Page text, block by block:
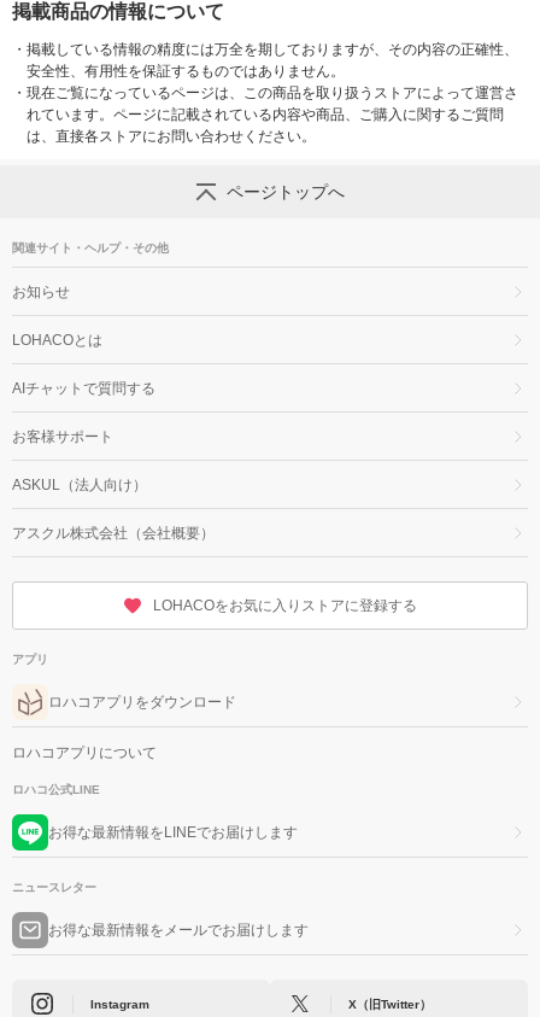
掲載商品の情報について
・ 掲載している情報の精度には万全を期しておりますが、その内容の正確性、
安全性、有用性を保証するものではありません。
・ 現在ご覧になっているページは、この商品を取り扱うストアによって運営さ
れています。ページに記載されている内容や商品、ご購入に関するご質問
は、直接各ストアにお問い合わせください。
ページトップへ
関連サイト・ヘルプ・その他
お知らせ
LOHACOとは
AIチャットで質問する
お客様サポート
ASKUL（法人向け）
アスクル株式会社（会社概要）
LOHACOをお気に入りストアに登録する
アプリ
ロハコアプリをダウンロード
ロハコアプリについて
ロハコ公式LINE
お得な最新情報をLINEでお届けします
ニュースレター
お得な最新情報をメールでお届けします
Instagram X（旧Twitter）